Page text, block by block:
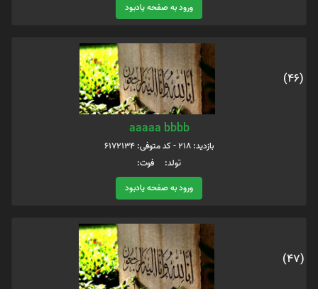
ورود به صفحه یادبود
(46)
aaaaa bbbb
بازدید: 218 - کد متوفی: 6172134
تولد: فوت:
ورود به صفحه یادبود
(47)